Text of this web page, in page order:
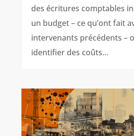
des écritures comptables
un budget – ce qu’ont fait
intervenants précédents –
identifier des coûts...